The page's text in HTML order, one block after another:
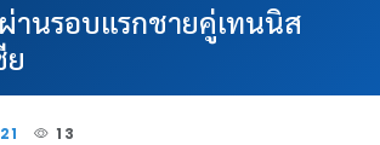
นรอบแรกชายคู่เทนนิส
13